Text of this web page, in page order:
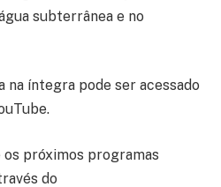
subterrânea e no
na íntegra pode ser acessado
próximos programas
do